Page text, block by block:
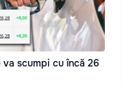
va scumpi cu încă 26